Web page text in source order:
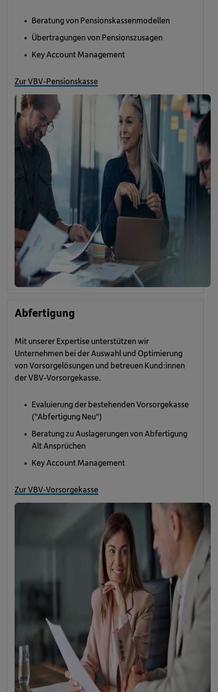
Beratung von Pensionskassenmodellen
Übertragungen von Pensionszusagen
Key Account Management
Zur VBV-Pensionskasse
Abfertigung
Mit unserer Expertise unterstützen wir
Unternehmen bei der Auswahl und Optimierung
von Vorsorgelösungen und betreuen Kund:innen
der VBV-Vorsorgekasse.
Evaluierung der bestehenden Vorsorgekasse
("Abfertigung Neu")
Beratung zu Auslagerungen von Abfertigung
Alt Ansprüchen
Key Account Management
Zur VBV-Vorsorgekasse